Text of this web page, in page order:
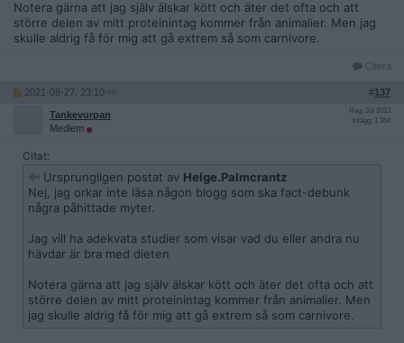
Notera gärna att jag själv älskar kött och äter det ofta och att
större delen av mitt proteinintag kommer från animalier. Men jag
skulle aldrig få för mig att gå extrem så som carnivore.
Citera
2021-08-27, 23:10 #137
Tankevurpan
Medlem
Reg: Jul 2013
Inlägg: 1 364
Citat:
Ursprungligen postat av Helge.Palmcrantz
Nej, jag orkar inte läsa någon blogg som ska fact-debunk
några påhittade myter.
Jag vill ha adekvata studier som visar vad du eller andra nu
hävdar är bra med dieten
Notera gärna att jag själv älskar kött och äter det ofta och att
större delen av mitt proteinintag kommer från animalier. Men
jag skulle aldrig få för mig att gå extrem så som carnivore.